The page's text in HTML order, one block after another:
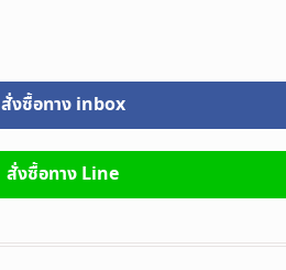
สั่งซื้อทาง inbox
สั่งซื้อทาง Line